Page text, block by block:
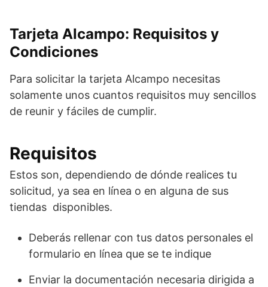
Tarjeta Alcampo: Requisitos y
Condiciones
Para solicitar la tarjeta Alcampo necesitas
solamente unos cuantos requisitos muy sencillos
de reunir y fáciles de cumplir.
Requisitos
Estos son, dependiendo de dónde realices tu
solicitud, ya sea en línea o en alguna de sus
tiendas disponibles.
Deberás rellenar con tus datos personales el
formulario en línea que se te indique
Enviar la documentación necesaria dirigida a